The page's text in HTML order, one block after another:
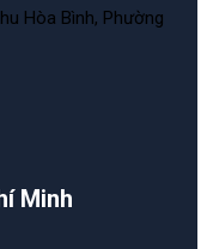
Hòa Bình, Phường
Minh